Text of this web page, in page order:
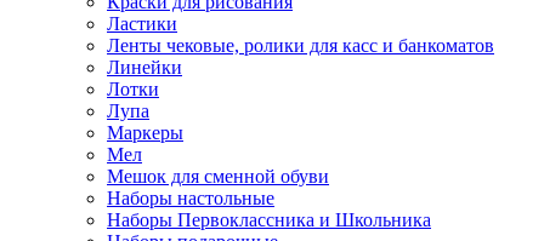
Ластики
Ленты чековые, ролики для касс и банкоматов
Линейки
Лотки
Лупа
Маркеры
Мел
Мешок для сменной обуви
Наборы настольные
Наборы Первоклассника и Школьника